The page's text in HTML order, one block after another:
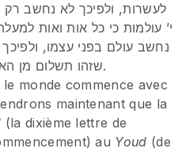
לעשרות, ולפיכך לא נחשב רק
י’ עולמות כי כל אות ואות
נחשב עולם בפני עצמו,
שזהו תשלום מן האותיות ואז אפשר שיבא המשיח.
monde commence avec
maintenant que la
(la dixième lettre de
au Youd (de